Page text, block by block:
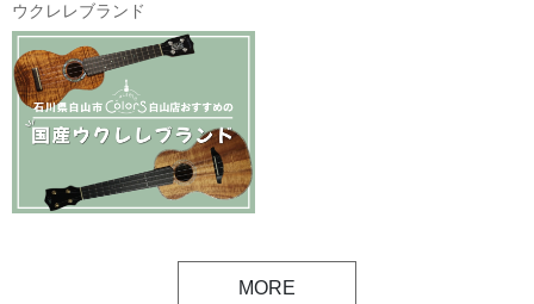
ウクレレブランド
MORE